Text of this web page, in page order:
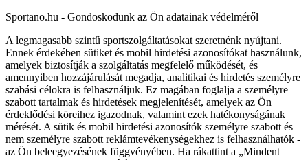
Sportano.hu - Gondoskodunk az Ön adatainak védelméről
A legmagasabb szintű sportszolgáltatásokat szeretnénk nyújtani.
Ennek érdekében sütiket és mobil hirdetési azonosítókat használunk,
amelyek biztosítják a szolgáltatás megfelelő működését, és
amennyiben hozzájárulását megadja, analitikai és hirdetés személyre
szabási célokra is felhasználjuk. Ez magában foglalja a személyre
szabott tartalmak és hirdetések megjelenítését, amelyek az Ön
érdeklődési köreihez igazodnak, valamint ezek hatékonyságának
mérését. A sütik és mobil hirdetési azonosítók személyre szabott és
nem személyre szabott reklámtevékenységekhez is felhasználhatók -
az Ön beleegyezésének függvényében. Ha rákattint a „Mindent